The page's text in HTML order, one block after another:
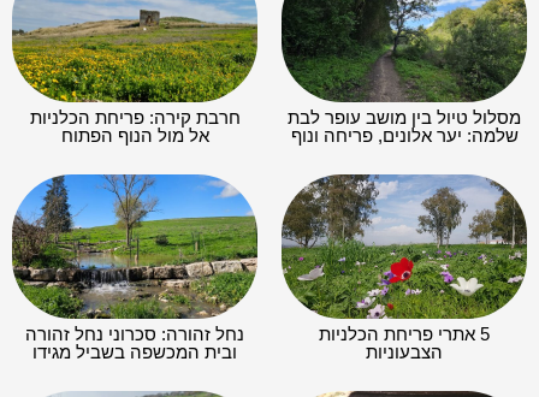
מסלול טיול בין מושב עופר לבת
שלמה: יער אלונים, פריחה ונוף
חרבת קירה: פריחת הכלניות
אל מול הנוף הפתוח
5 אתרי פריחת הכלניות
הצבעוניות
נחל זהורה: סכרוני נחל זהורה
ובית המכשפה בשביל מגידו